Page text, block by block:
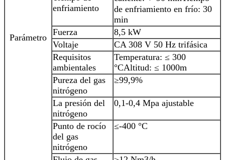
Parámetro
enfriamiento
de enfriamiento en frío: 30
min
Fuerza
8,5 kW
Voltaje
CA 308 V 50 Hz trifásica
Requisitos
ambientales
Temperatura: ≤ 300
°CAltitud: ≤ 1000m
Pureza del gas
nitrógeno
≥99,9%
La presión del
nitrógeno
0,1-0,4 Mpa ajustable
Punto de rocío
del gas
nitrógeno
≤-400 °C